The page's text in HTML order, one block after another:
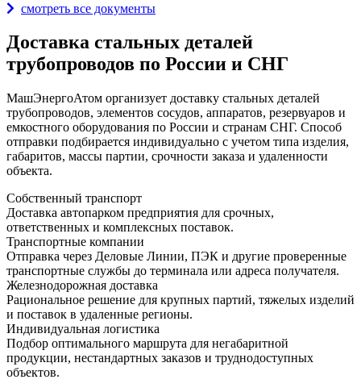
смотреть все документы
Доставка стальных деталей
трубопроводов по России и СНГ
МашЭнергоАтом организует доставку стальных деталей
трубопроводов, элементов сосудов, аппаратов, резервуаров и
емкостного оборудования по России и странам СНГ. Способ
отправки подбирается индивидуально с учетом типа изделия,
габаритов, массы партии, срочности заказа и удаленности
объекта.
Собственный транспорт
Доставка автопарком предприятия для срочных,
ответственных и комплексных поставок.
Транспортные компании
Отправка через Деловые Линии, ПЭК и другие проверенные
транспортные службы до терминала или адреса получателя.
Железнодорожная доставка
Рациональное решение для крупных партий, тяжелых изделий
и поставок в удаленные регионы.
Индивидуальная логистика
Подбор оптимального маршрута для негабаритной
продукции, нестандартных заказов и труднодоступных
объектов.